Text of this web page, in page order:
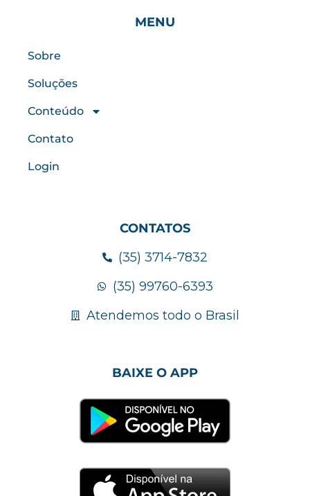
MENU
Sobre
Soluções
Conteúdo
Contato
Login
CONTATOS
(35) 3714-7832
(35) 99760-6393
Atendemos todo o Brasil
BAIXE O APP